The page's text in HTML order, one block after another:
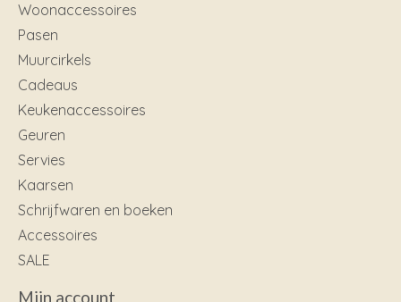
Woonaccessoires
Pasen
Muurcirkels
Cadeaus
Keukenaccessoires
Geuren
Servies
Kaarsen
Schrijfwaren en boeken
Accessoires
SALE
Mijn account